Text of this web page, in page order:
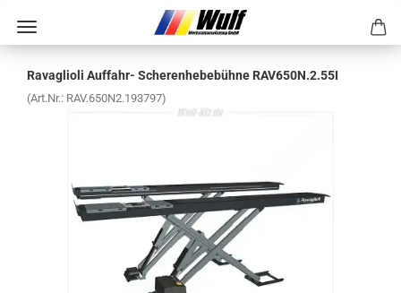
Ra­vaglio­li Auffahr-​ Sche­ren­he­be­büh­ne RAV650N.2.55I
(Art.Nr.: RAV.650N2.193797)